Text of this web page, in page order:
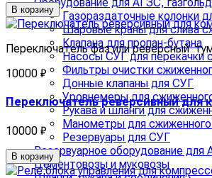
Газораздаточные колонки
Шаровые краны для слива
Клапана для пропан-бутана
Насосы СУГ для перекачки
Фильтры очистки
Донные клапаны для СУГ
Уровнемеры для
Рукава и шланги для
Манометры для сжиженного
Резервуары для СУГ
Резервуарное оборудование
Цементовозы и муковозы
В корзину
Переключатель фаз или реверсный
10000 ₽
Переключатель реверсивный для
10000 ₽
В корзину